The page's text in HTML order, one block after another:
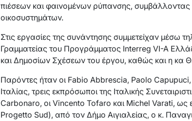
πιέσεων και φαινομένων ρύπανσης,
οικοσυστημάτων.
Στις εργασίες της συνάντησης συμμετείχαν μέσω
Γραμματείας του Προγράμματος Interreg VI-A
και Δημοσίων Σχέσεων του έργου, καθώς και η κα
Παρόντες ήταν οι Fabio Abbrescia, Paolo
Ιταλίας, τρεις εκπρόσωποι της Ιταλικής
Carbonaro, οι Vincento Tofaro και Michel Varati, ως
Progetto Sud), από τον Δήμο Αιγιαλείας, ο κ.